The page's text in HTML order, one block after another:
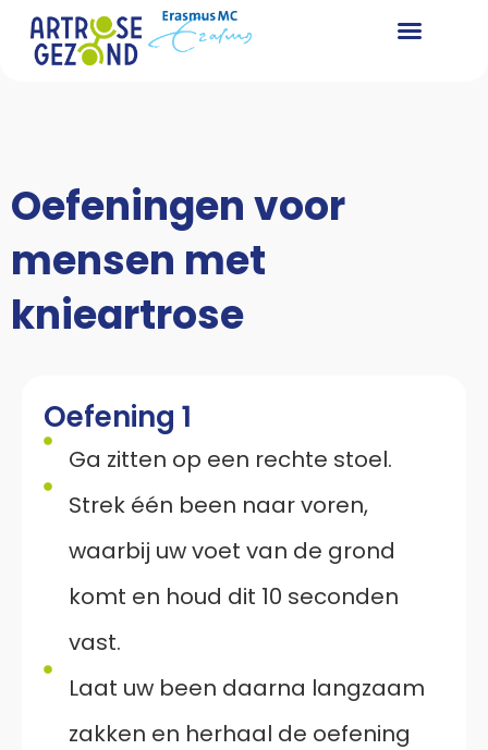
Oefeningen voor
mensen met
knieartrose
Oefening 1
Ga zitten op een rechte stoel.
Strek één been naar voren,
waarbij uw voet van de grond
komt en houd dit 10 seconden
vast.
Laat uw been daarna langzaam
zakken en herhaal de oefening